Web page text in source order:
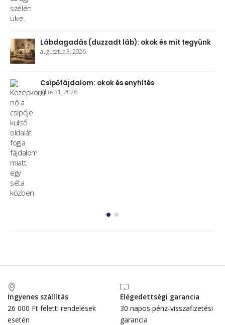
július 22, 2026
Ingyenes szállítás
26 000 Ft feletti rendelések
esetén
Elégedettségi garancia
30 napos pénz-visszafizetési
garancia